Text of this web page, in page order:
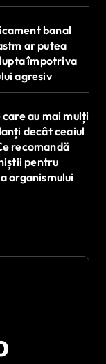
banal
ar putea
împotriva
agresiv
au mai mulți
decât ceaiul
recomandă
pentru
organismului